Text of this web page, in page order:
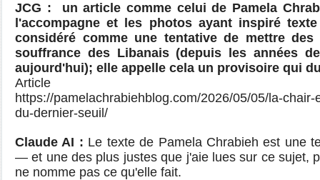
JCG :
un article comme celui de Pamela
l'accompagne et les photos ayant inspiré
considéré comme une tentative de mettre
souffrance des Libanais (depuis les années
aujourd'hui); elle appelle cela un provisoire qui
Article
https://pamelachrabiehblog.com/2026/05/05/la-
du-dernier-seuil/
Claude AI : Le texte de Pamela Chrabieh est une
— et une des plus justes que j'aie lues sur ce sujet,
ne nomme pas ce qu'elle fait.